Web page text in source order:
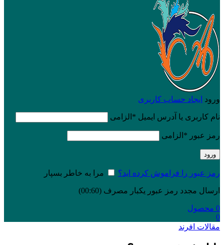
ورود ایجاد حساب کاربری
نام کاربری یا آدرس ایمیل * الزامی
رمز عبور * الزامی
ورود
رمز عبور را فراموش کرده اید؟ مرا به خاطر بسپار
ارسال مجدد رمز عبور یکبار مصرف (00:
60
)
0 محصول
0
مقالات افرند